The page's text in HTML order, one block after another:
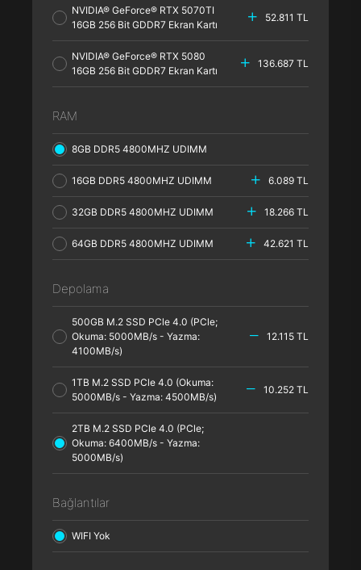
NVIDIA® GeForce® RTX 5070TI
16GB 256 Bit GDDR7 Ekran Kartı
52.811 TL
NVIDIA® GeForce® RTX 5080
16GB 256 Bit GDDR7 Ekran Kartı
136.687 TL
RAM
8GB DDR5 4800MHZ UDIMM
16GB DDR5 4800MHZ UDIMM 6.089 TL
32GB DDR5 4800MHZ UDIMM 18.266 TL
64GB DDR5 4800MHZ UDIMM 42.621 TL
Depolama
500GB M.2 SSD PCle 4.0 (PCle;
Okuma: 5000MB/s - Yazma:
4100MB/s)
12.115 TL
1TB M.2 SSD PCle 4.0 (Okuma:
5000MB/s - Yazma: 4500MB/s)
10.252 TL
2TB M.2 SSD PCle 4.0 (PCle;
Okuma: 6400MB/s - Yazma:
5000MB/s)
Bağlantılar
WIFI Yok